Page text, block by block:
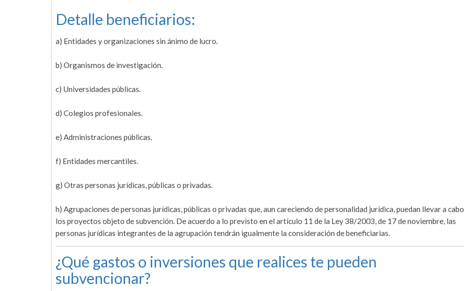
Detalle beneficiarios:
a) Entidades y organizaciones sin ánimo de lucro.
b) Organismos de investigación.
c) Universidades públicas.
d) Colegios profesionales.
e) Administraciones públicas.
f) Entidades mercantiles.
g) Otras personas jurídicas, públicas o privadas.
h) Agrupaciones de personas jurídicas, públicas o privadas que, aun careciendo de personalidad jurídica, puedan llevar a cabo
los proyectos objeto de subvención. De acuerdo a lo previsto en el artículo 11 de la Ley 38/2003, de 17 de noviembre, las
personas jurídicas integrantes de la agrupación tendrán igualmente la consideración de beneficiarias.
¿Qué gastos o inversiones que realices te pueden
subvencionar?